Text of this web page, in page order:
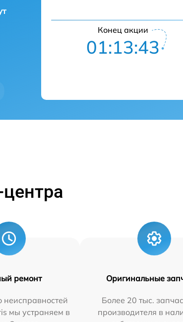
Конец акции
01:13:42
ремонт
неисправностей
мы устраняем в
Оригинальные
Более 20 тыс.
производителя в